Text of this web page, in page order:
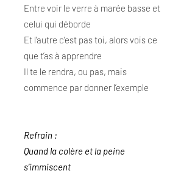
Entre voir le verre à marée basse et
celui qui déborde
Et l’autre c’est pas toi, alors vois ce
que t’as à apprendre
Il te le rendra, ou pas, mais
commence par donner l’exemple
Refrain :
Quand la colère et la peine
s’immiscent